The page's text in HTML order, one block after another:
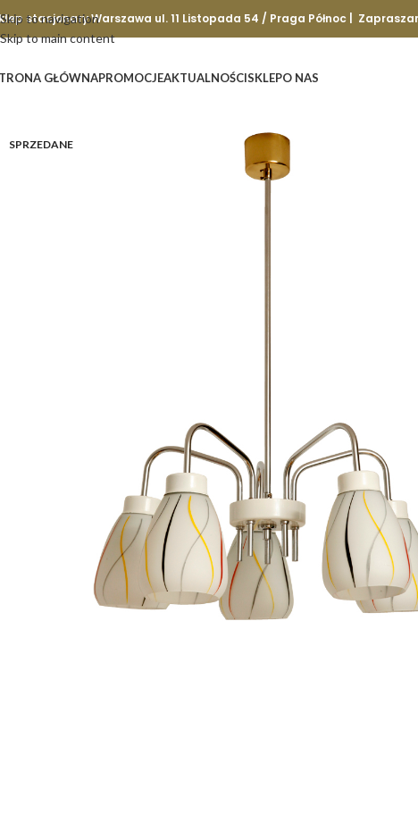
Skip to navigation
Skip to main content
stacjonary Warszawa ul. 11 Listopada 54 / Praga Północ |
GŁÓWNAPROMOCJEAKTUALNOŚCISKLEPO NAS
SPRZEDANE